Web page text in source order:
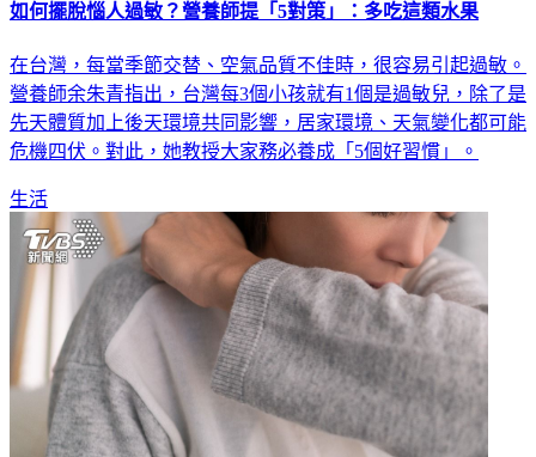
如何擺脫惱人過敏？營養師提「5對策」：多吃這類水果
在台灣，每當季節交替、空氣品質不佳時，很容易引起過敏。
營養師余朱青指出，台灣每3個小孩就有1個是過敏兒，除了是
先天體質加上後天環境共同影響，居家環境、天氣變化都可能
危機四伏。對此，她教授大家務必養成「5個好習慣」。
生活